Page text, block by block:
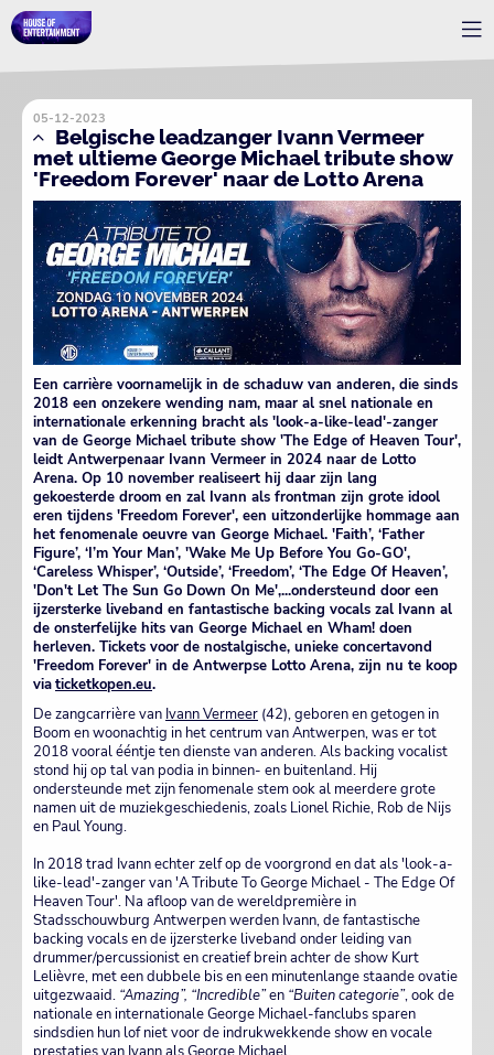
05-12-2023
Belgische leadzanger Ivann Vermeer
met ultieme George Michael tribute show
'Freedom Forever' naar de Lotto Arena
Een carrière voornamelijk in de schaduw van anderen, die sinds
2018 een onzekere wending nam, maar al snel nationale en
internationale erkenning bracht als 'look-a-like-lead'-zanger
van de George Michael tribute show 'The Edge of Heaven Tour',
leidt Antwerpenaar Ivann Vermeer in 2024 naar de Lotto
Arena. Op 10 november realiseert hij daar zijn lang
gekoesterde droom en zal Ivann als frontman zijn grote idool
eren tijdens 'Freedom Forever', een uitzonderlijke hommage aan
het fenomenale oeuvre van George Michael. 'Faith’, ‘Father
Figure’, ‘I’m Your Man’, 'Wake Me Up Before You Go-GO',
‘Careless Whisper’, ‘Outside’, ‘Freedom’, ‘The Edge Of Heaven’,
'Don't Let The Sun Go Down On Me',...ondersteund door een
ijzersterke liveband en fantastische backing vocals zal Ivann al
de onsterfelijke hits van George Michael en Wham! doen
herleven. Tickets voor de nostalgische, unieke concertavond
'Freedom Forever' in de Antwerpse Lotto Arena, zijn nu te koop
viaticketkopen.eu.
De zangcarrière van Ivann Vermeer (42), geboren en getogen in
Boom en woonachtig in het centrum van Antwerpen, was er tot
2018 vooral ééntje ten dienste van anderen. Als backing vocalist
stond hij op tal van podia in binnen- en buitenland. Hij
ondersteunde met zijn fenomenale stem ook al meerdere grote
namen uit de muziekgeschiedenis, zoals Lionel Richie, Rob de Nijs
en Paul Young.
In 2018 trad Ivann echter zelf op de voorgrond en dat als 'look-a-
like-lead'-zanger van 'A Tribute To George Michael - The Edge Of
Heaven Tour'. Na afloop van de wereldpremière in
Stadsschouwburg Antwerpen werden Ivann, de fantastische
backing vocals en de ijzersterke liveband onder leiding van
drummer/percussionist en creatief brein achter de show Kurt
Lelièvre, met een dubbele bis en een minutenlange staande ovatie
uitgezwaaid. “Amazing”, “Incredible”en “Buiten categorie”, ook de
nationale en internationale George Michael-fanclubs sparen
sindsdien hun lof niet voor de indrukwekkende show en vocale